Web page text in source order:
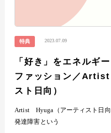
特典 2023.07.09
「好き」をエネルギ
ファッション／
スト日向）
Artist Hyuga（アーティスト日向）さんの
発達障害という